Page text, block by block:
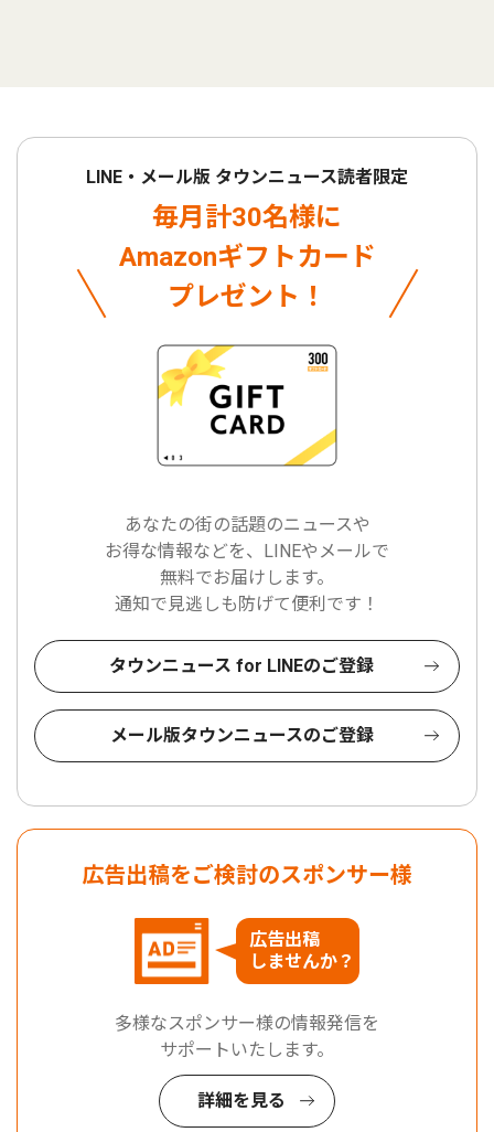
LINE・メール版 タウンニュース読者限定
毎月計30名様に
Amazonギフトカード
プレゼント！
あなたの街の話題のニュースや
お得な情報などを、LINEやメールで
無料でお届けします。
通知で見逃しも防げて便利です！
タウンニュース for LINEのご登録
メール版タウンニュースのご登録
広告出稿をご検討のスポンサー様
広告出稿
しませんか？
多様なスポンサー様の情報発信を
サポートいたします。
詳細を見る